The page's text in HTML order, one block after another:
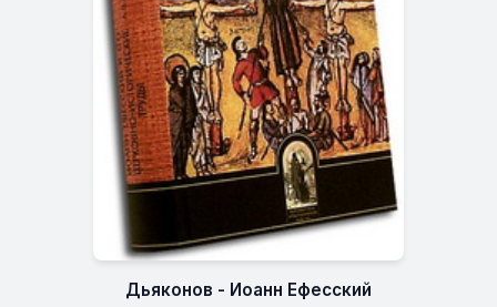
Дьяконов - Иоанн Ефесский